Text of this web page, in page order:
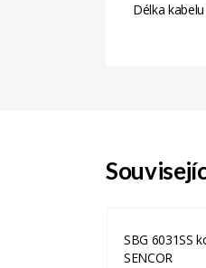
Délka
SBG 6031SS
SENCOR